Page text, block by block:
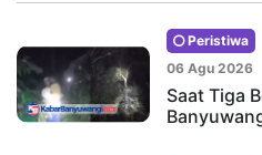
Peristiwa
06 Agu 2026
Saat Tiga